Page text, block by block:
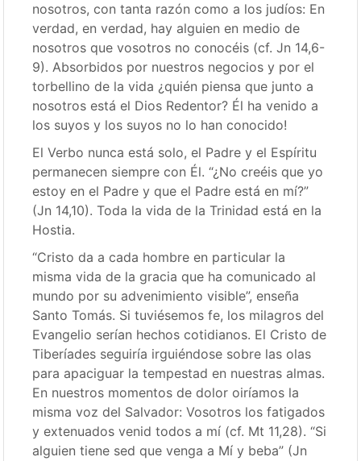
nosotros, con tanta razón como a los judíos: En
verdad, en verdad, hay alguien en medio de
nosotros que vosotros no conocéis (cf. Jn 14,6-
9). Absorbidos por nuestros negocios y por el
torbellino de la vida ¿quién piensa que junto a
nosotros está el Dios Redentor? Él ha venido a
los suyos y los suyos no lo han conocido!
El Verbo nunca está solo, el Padre y el Espíritu
permanecen siempre con Él. “¿No creéis que yo
estoy en el Padre y que el Padre está en mí?”
(Jn 14,10). Toda la vida de la Trinidad está en la
Hostia.
“Cristo da a cada hombre en particular la
misma vida de la gracia que ha comunicado al
mundo por su advenimiento visible”, enseña
Santo Tomás. Si tuviésemos fe, los milagros del
Evangelio serían hechos cotidianos. El Cristo de
Tiberíades seguiría irguiéndose sobre las olas
para apaciguar la tempestad en nuestras almas.
En nuestros momentos de dolor oiríamos la
misma voz del Salvador: Vosotros los fatigados
y extenuados venid todos a mí (cf. Mt 11,28). “Si
alguien tiene sed que venga a Mí y beba” (Jn